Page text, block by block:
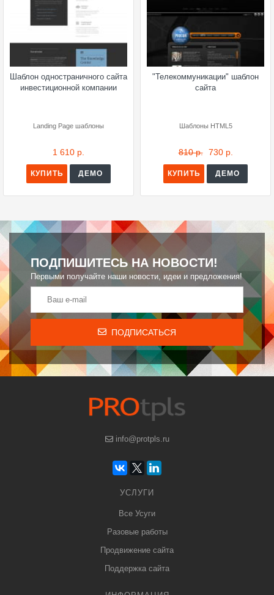
Шаблон одностраничного сайта
инвестиционной компании
Landing Page шаблоны
1 610 р.
КУПИТЬ ДЕМО
"Телекоммуникации" шаблон
сайта
Шаблоны HTML5
810 р. 730 р.
КУПИТЬ ДЕМО
ПОДПИШИТЕСЬ НА НОВОСТИ!
Первыми получайте наши новости, идеи и предложения!
ПОДПИСАТЬСЯ
info@protpls.ru
УСЛУГИ
Все Усуги
Разовые работы
Продвижение сайта
Поддержка сайта